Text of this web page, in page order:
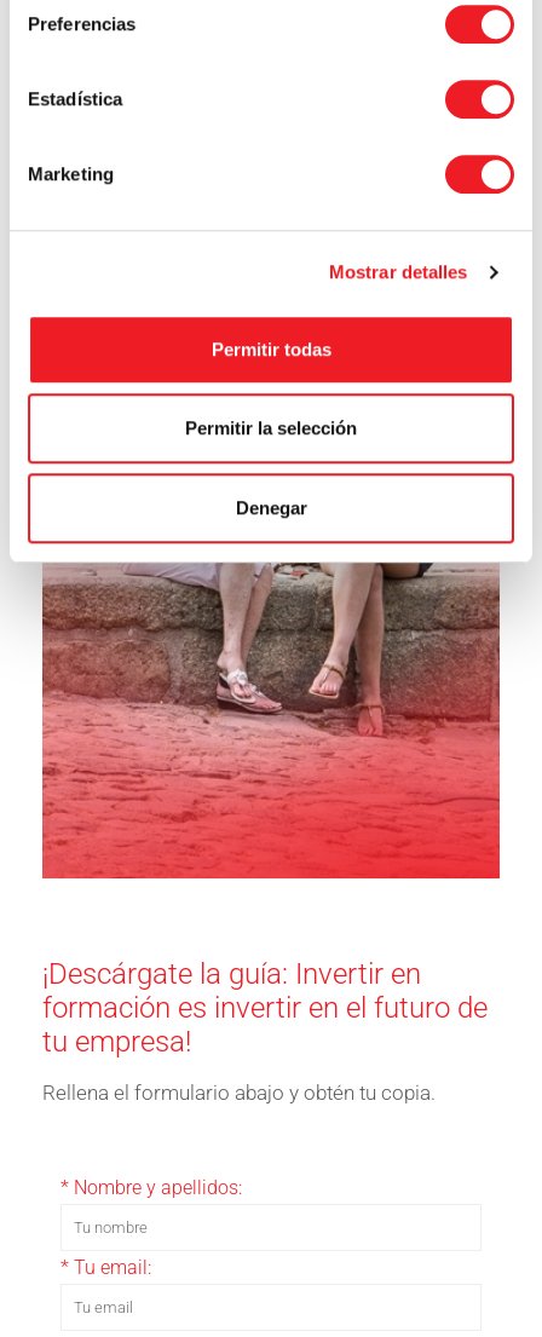
Preferencias
Estadística
Marketing
Mostrar detalles
Permitir todas
Permitir la selección
Denegar
¡Descárgate la guía: Invertir en
formación es invertir en el futuro de
tu empresa!
Rellena el formulario abajo y obtén tu copia.
* Nombre y apellidos:
* Tu email: